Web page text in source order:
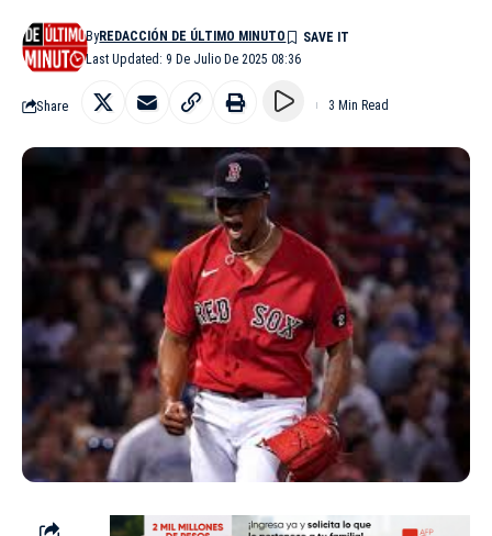
Last Updated: 9 De Julio De 2025 08:36
ByREDACCIÓN DE ÚLTIMO MINUTO
Share 3 Min Read